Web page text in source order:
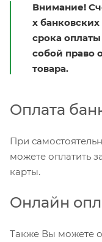
Внимание!
х
срока
собой право
товара.
Оплата
При
можете оплатить
карты.
Онлайн
Также Вы можете